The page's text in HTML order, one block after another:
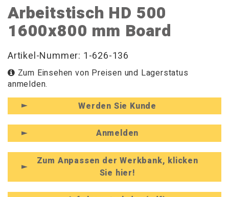
Arbeitstisch HD 500
1600x800 mm Board
Artikel-Nummer: 1-626-136
Zum Einsehen von Preisen und Lagerstatus
anmelden.
Werden Sie Kunde
Anmelden
Zum Anpassen der Werkbank, klicken
Sie hier!